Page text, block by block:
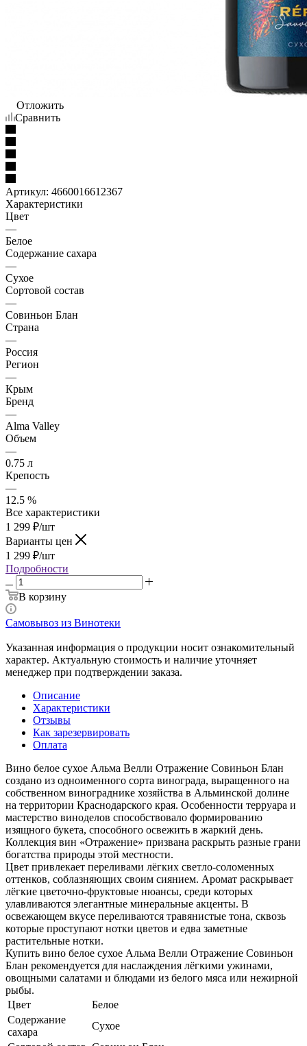
Отложить
Сравнить
Артикул: 4660016612367
Характеристики
Цвет
—
Белое
Содержание сахара
—
Сухое
Сортовой состав
—
Совиньон Блан
Страна
—
Россия
Регион
—
Крым
Бренд
—
Alma Valley
Объем
—
0.75 л
Крепость
—
12.5 %
Все характеристики
1 299 ₽/шт
Варианты цен
1 299 ₽/шт
Подробности
В корзину
Самовывоз из Винотеки
Указанная информация о продукции носит ознакомительный
характер. Актуальную стоимость и наличие уточняет
менеджер при подтверждении заказа.
Описание
Характеристики
Отзывы
Как зарезервировать
Оплата
Вино белое сухое Альма Велли Отражение Совиньон Блан
создано из одноименного сорта винограда, выращенного на
собственном винограднике хозяйства в Альминской долине
на территории Краснодарского края. Особенности терруара и
мастерство виноделов способствовало формированию
изящного букета, способного освежить в жаркий день.
Коллекция вин «Отражение» призвана раскрыть разные грани
богатства природы этой местности.
Цвет привлекает переливами лёгких светло-соломенных
оттенков, соблазняющих своим сиянием. Аромат раскрывает
лёгкие цветочно-фруктовые нюансы, среди которых
улавливаются элегантные минеральные акценты. В
освежающем вкусе переливаются травянистые тона, сквозь
которые проступают нотки цветов и едва заметные
растительные нотки.
Купить вино белое сухое Альма Велли Отражение Совиньон
Блан рекомендуется для наслаждения лёгкими ужинами,
овощными салатами и блюдами из белого мяса или нежирной
рыбы.
Цвет
Белое
Содержание
сахара
Сухое